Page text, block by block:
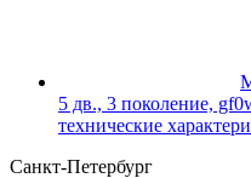
5 дв., 3 поколение,
технические
Санкт-Петербург